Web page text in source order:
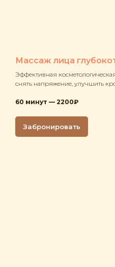
Массаж лица
Эффективная
снять напряжение, улучшить
60 минут — 2200₽
Забронировать